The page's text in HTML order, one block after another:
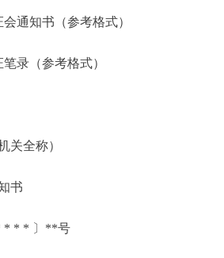
通知书（参考格式）
录（参考格式）
关全称）
书
* * * 〕**号